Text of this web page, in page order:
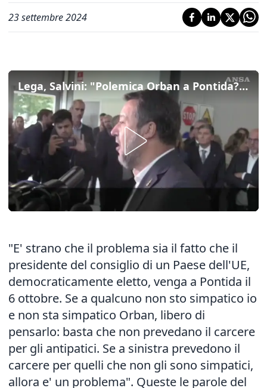
23 settembre 2024
Lega, Salvini: "Polemica Orban a Pontida? Sinistra vuole il carcere per gli antipatici"
"E' strano che il problema sia il fatto che il
presidente del consiglio di un Paese dell'UE,
democraticamente eletto, venga a Pontida il
6 ottobre. Se a qualcuno non sto simpatico io
e non sta simpatico Orban, libero di
pensarlo: basta che non prevedano il carcere
per gli antipatici. Se a sinistra prevedono il
carcere per quelli che non gli sono simpatici,
allora e' un problema". Queste le parole del